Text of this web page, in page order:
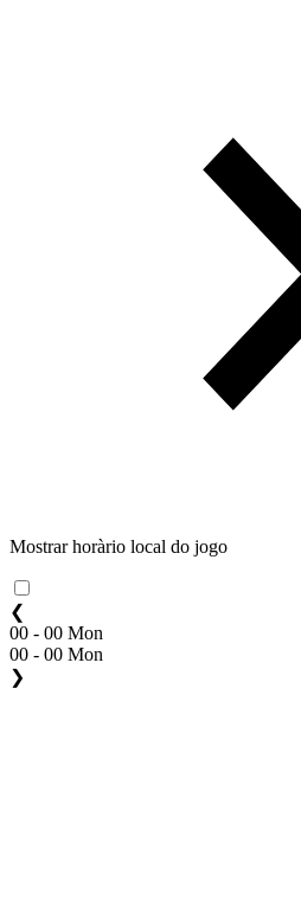
Mostrar horàrio local do jogo
❮
00 - 00 Mon
00 - 00 Mon
❯